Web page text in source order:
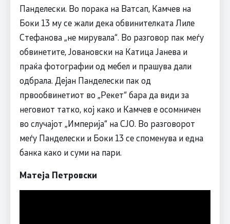
Панделески. Во порака на Ватсап, Камчев на
Боки 13 му се жали дека обвинителката Лиле
Стефанова „не мирувала“. Во разговор пак меѓу
обвинетите, Јовановски на Катица Јанева и
праќа фотографии од мебел и прашува дали
одбрала. Дејан Панделески пак од
првообвинетиот во „Рекет“ бара да види за
неговиот татко, кој како и Камчев е осомничен
во случајот „Империја“ на СЈО. Во разговорот
меѓу Панделески и Боки 13 се споменува и една
банка како и суми на пари.
Матеја Петровски